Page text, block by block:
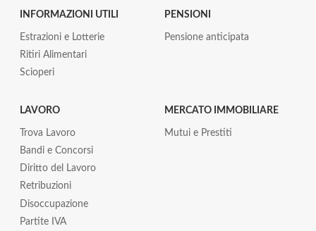
INFORMAZIONI UTILI
Estrazioni e Lotterie
Ritiri Alimentari
Scioperi
PENSIONI
Pensione anticipata
LAVORO
Trova Lavoro
Bandi e Concorsi
Diritto del Lavoro
Retribuzioni
Disoccupazione
Partite IVA
MERCATO IMMOBILIARE
Mutui e Prestiti